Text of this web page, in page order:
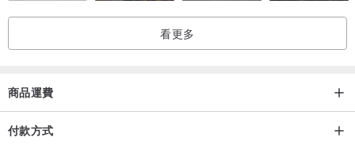
看更多
商品運費
付款方式